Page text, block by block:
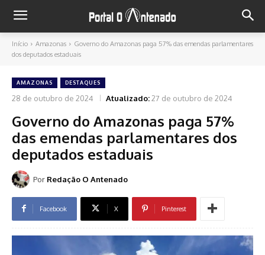
Início Amazonas
Governo do Amazonas paga 57% das emendas parlamentares
dos deputados estaduais
AMAZONAS DESTAQUES
28 de outubro de 2024 Atualizado:27 de outubro de 2024
Governo do Amazonas paga 57%
das emendas parlamentares dos
deputados estaduais
Por Redação O Antenado
Facebook X Pinterest